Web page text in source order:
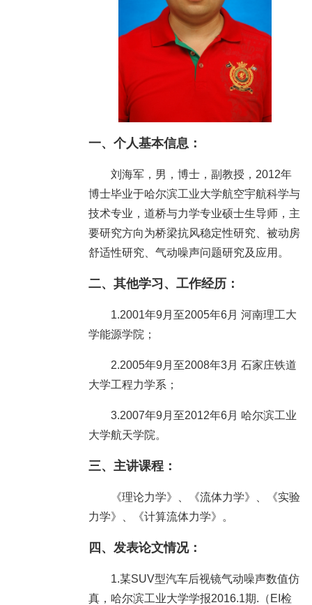
一、 个人基本信息 ：
刘海军，男，博士，副教授，2012年
博士毕业于哈尔滨工业大学航空宇航科学与
技术专业，道桥与力学专业硕士生导师，主
要研究方向为桥梁抗风稳定性研究、被动房
舒适性研究、气动噪声问题研究及应用。
二、 其他学习、工作经历：
1.2001年9月至2005年6月 河南理工大
学能源学院；
2.2005年9月至2008年3月 石家庄铁道
大学工程力学系；
3.2007年9月至2012年6月 哈尔滨工业
大学航天学院。
三、 主讲课程：
《理论力学》、《流体力学》、《实验
力学》、《计算流体力学》。
四、 发表论文情况：
1.某SUV型汽车后视镜气动噪声数值仿
真，哈尔滨工业大学学报2016.1期.（EI检